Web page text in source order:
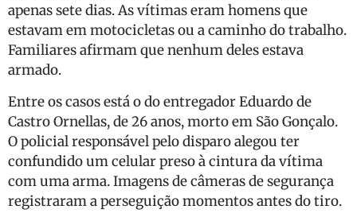
apenas sete dias. As vítimas eram homens que
estavam em motocicletas ou a caminho do trabalho.
Familiares afirmam que nenhum deles estava
armado.
Entre os casos está o do entregador Eduardo de
Castro Ornellas, de 26 anos, morto em São Gonçalo.
O policial responsável pelo disparo alegou ter
confundido um celular preso à cintura da vítima
com uma arma. Imagens de câmeras de segurança
registraram a perseguição momentos antes do tiro.